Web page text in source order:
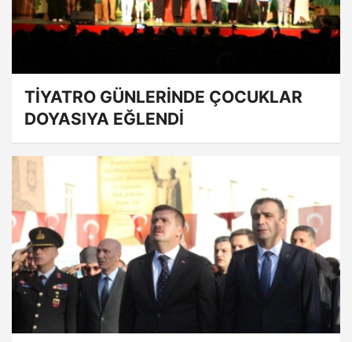
TİYATRO GÜNLERİNDE ÇOCUKLAR
DOYASIYA EĞLENDİ